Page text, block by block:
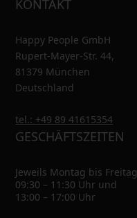
KONTAKT
Happy People GmbH
Rupert-Mayer-Str. 44,
81379 München
Deutschland
tel.: +49 89 41615354
GESCHÄFTSZEITEN
Jeweils Montag bis Freitag
09:30 – 11:30 Uhr und
13:00 – 17:00 Uhr